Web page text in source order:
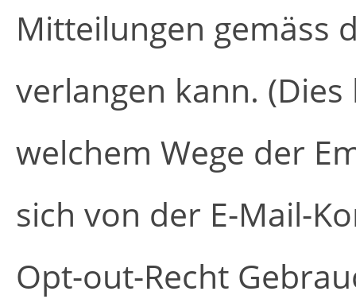
Mitteilungen gemäss
verlangen kann.
welchem Wege der
sich von der E-Mail-
Opt-out-Recht